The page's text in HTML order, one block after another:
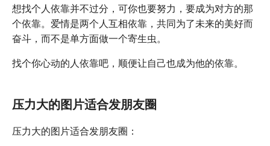
想找个人依靠并不过分，可你也要努力，要成为对方的那
个依靠。爱情是两个人互相依靠，共同为了未来的美好而
奋斗，而不是单方面做一个寄生虫。
找个你心动的人依靠吧，顺便让自己也成为他的依靠。
压力大的图片适合发朋友圈
压力大的图片适合发朋友圈：